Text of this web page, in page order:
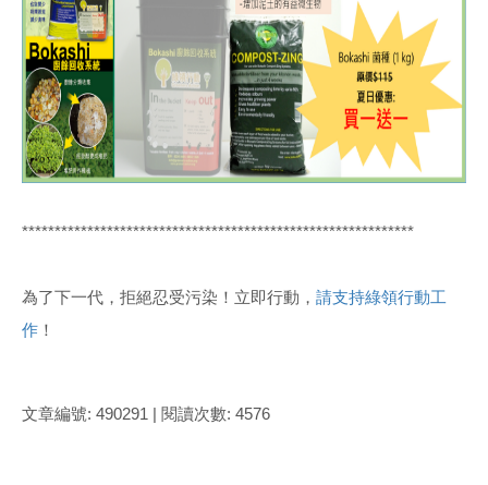
************************************************************
為了下一代，拒絕忍受污染！立即行動， 請支持綠領行動工
作 ！
文章編號: 490291 | 閱讀次數: 4576